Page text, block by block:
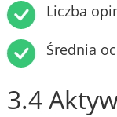
Liczba
Średnia
3.4